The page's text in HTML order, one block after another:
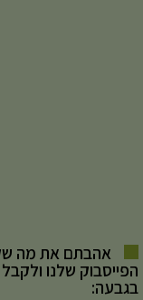
אהבתם את מה
הפייסבוק שלנו
בגבעה: